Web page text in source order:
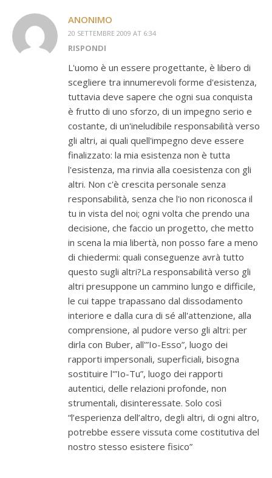
ANONIMO
20 SETTEMBRE 2009 AT 6:34
RISPONDI
L'uomo è un essere progettante, è libero di
scegliere tra innumerevoli forme d'esistenza,
tuttavia deve sapere che ogni sua conquista
è frutto di uno sforzo, di un impegno serio e
costante, di un'ineludibile responsabilità verso
gli altri, ai quali quell'impegno deve essere
finalizzato: la mia esistenza non è tutta
l'esistenza, ma rinvia alla coesistenza con gli
altri. Non c'è crescita personale senza
responsabilità, senza che l'io non riconosca il
tu in vista del noi; ogni volta che prendo una
decisione, che faccio un progetto, che metto
in scena la mia libertà, non posso fare a meno
di chiedermi: quali conseguenze avrà tutto
questo sugli altri?La responsabilità verso gli
altri presuppone un cammino lungo e difficile,
le cui tappe trapassano dal dissodamento
interiore e dalla cura di sé all'attenzione, alla
comprensione, al pudore verso gli altri: per
dirla con Buber, all'”Io-Esso”, luogo dei
rapporti impersonali, superficiali, bisogna
sostituire l'”Io-Tu”, luogo dei rapporti
autentici, delle relazioni profonde, non
strumentali, disinteressate. Solo così
“l’esperienza dell’altro, degli altri, di ogni altro,
potrebbe essere vissuta come costitutiva del
nostro stesso esistere fisico”